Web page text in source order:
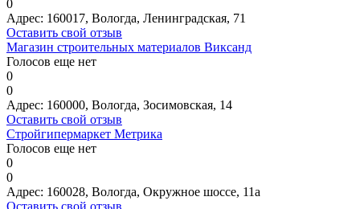
0
Адрес: 160017, Вологда, Ленинградская, 71
Оставить свой отзыв
Магазин строительных материалов Виксанд
Голосов еще нет
0
0
Адрес: 160000, Вологда, Зосимовская, 14
Оставить свой отзыв
Стройгипермаркет Метрика
Голосов еще нет
0
0
Адрес: 160028, Вологда, Окружное шоссе, 11а
Оставить свой отзыв